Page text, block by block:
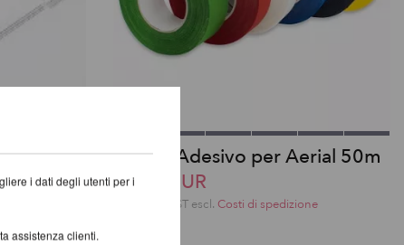
Nastro Adesivo per Aerial 50m
40,33 EUR
incl. 20 % UST escl. Costi di spedizione
i dati degli utenti per i
assistenza clienti.